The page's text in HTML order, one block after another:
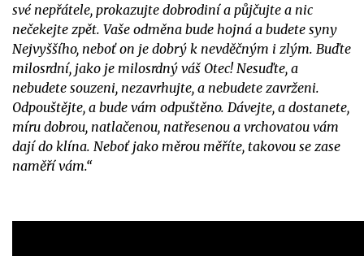
své nepřátele, prokazujte dobrodiní a půjčujte a nic
nečekejte zpět. Vaše odměna bude hojná a budete syny
Nejvyššího, neboť on je dobrý k nevděčným i zlým. Buďte
milosrdní, jako je milosrdný váš Otec! Nesuďte, a
nebudete souzeni, nezavrhujte, a nebudete zavrženi.
Odpouštějte, a bude vám odpuštěno. Dávejte, a dostanete,
míru dobrou, natlačenou, natřesenou a vrchovatou vám
dají do klína. Neboť jako měrou měříte, takovou se zase
naměří vám.“